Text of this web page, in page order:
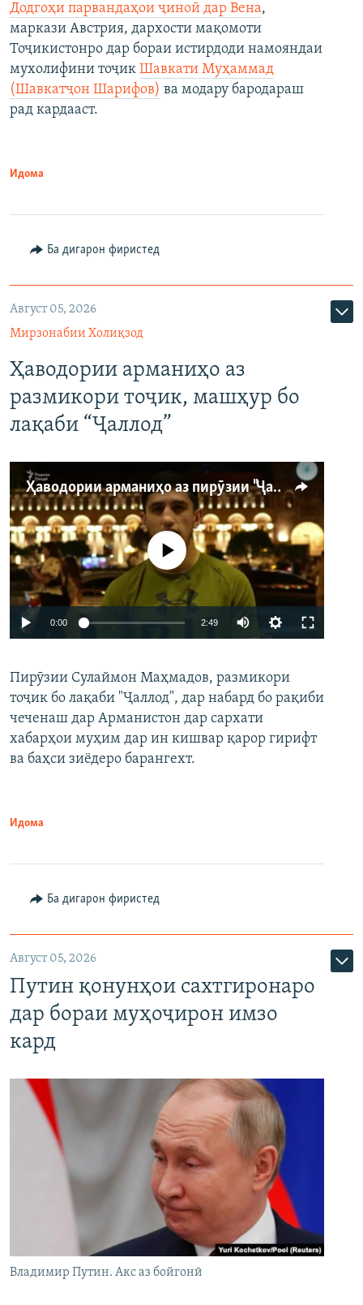
Додгоҳи парвандаҳои ҷиноӣ дар Вена,
маркази Австрия, дархости мақомоти
Тоҷикистонро дар бораи истирдоди намояндаи
мухолифини тоҷик Шавкати Муҳаммад
(Шавкатҷон Шарифов) ва модару бародараш
рад кардааст.
Идома
Ба дигарон фиристед
Август 05, 2026
Мирзонабии Холиқзод
Ҳаводории арманиҳо аз
размикори тоҷик, машҳур бо
лақаби “Ҷаллод”
Ҳаводории арманиҳо аз пирӯзии "Ҷаллод"-и тоҷик
Auto 240p 360p 480p
720p 1080p
Феълан кор намекунад
0:00 2:49
360p
480p
Пирӯзии Сулаймон Маҳмадов, размикори
тоҷик бо лақаби "Ҷаллод", дар набард бо рақиби
чеченаш дар Арманистон дар сархати
хабарҳои муҳим дар ин кишвар қарор гирифт
ва баҳси зиёдеро барангехт.
Идома
Ба дигарон фиристед
Август 05, 2026
Путин қонунҳои сахтгиронаро
дар бораи муҳоҷирон имзо
кард
Владимир Путин. Акс аз бойгонӣ